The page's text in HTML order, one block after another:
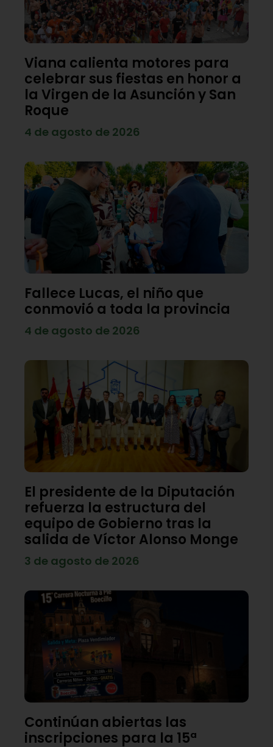
Viana calienta motores para
celebrar sus fiestas en honor a
la Virgen de la Asunción y San
Roque
4 de agosto de 2026
Fallece Lucas, el niño que
conmovió a toda la provincia
4 de agosto de 2026
El presidente de la Diputación
refuerza la estructura del
equipo de Gobierno tras la
salida de Víctor Alonso Monge
3 de agosto de 2026
Continúan abiertas las
inscripciones para la 15ª